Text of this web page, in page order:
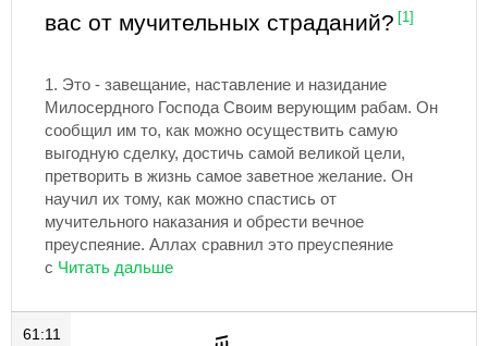
вас от мучительных страданий?
[1]
1. Это - завещание, наставление и назидание
Милосердного Господа Своим верующим рабам. Он
сообщил им то, как можно осуществить самую
выгодную сделку, достичь самой великой цели,
претворить в жизнь самое заветное желание. Он
научил их тому, как можно спастись от
мучительного наказания и обрести вечное
преуспеяние. Аллах сравнил это преуспеяние
с
61:11